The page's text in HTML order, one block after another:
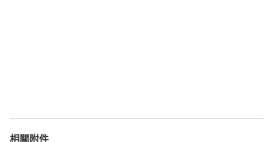
相關附件